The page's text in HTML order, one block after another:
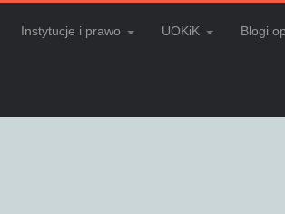
Instytucje i prawo UOKiK Blogi